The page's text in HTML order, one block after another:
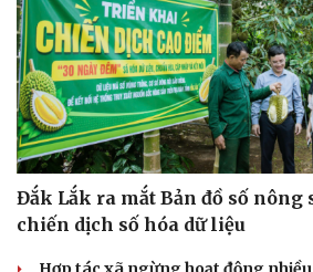
Pháp luật
Vụ án
Tin nóng
Tư vấn luật
Quân
Vũ khí
Phân
Đắk Lắk ra mắt Bản đồ số nông
chiến dịch số hóa dữ liệu